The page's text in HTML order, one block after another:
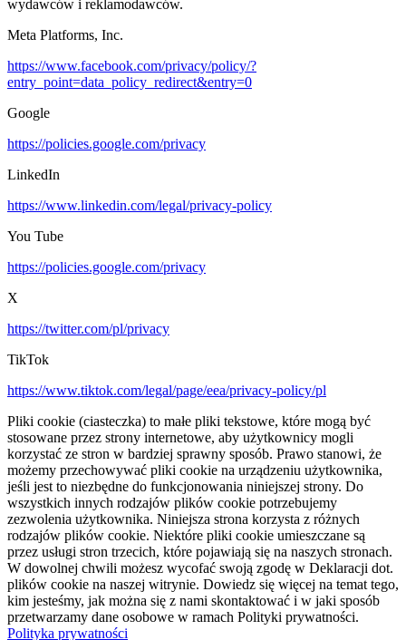
wydawców i reklamodawców.
Meta Platforms, Inc.
https://www.facebook.com/privacy/policy/?
entry_point=data_policy_redirect&entry=0
Google
https://policies.google.com/privacy
LinkedIn
https://www.linkedin.com/legal/privacy-policy
You Tube
https://policies.google.com/privacy
X
https://twitter.com/pl/privacy
TikTok
https://www.tiktok.com/legal/page/eea/privacy-policy/pl
Pliki cookie (ciasteczka) to małe pliki tekstowe, które mogą być
stosowane przez strony internetowe, aby użytkownicy mogli
korzystać ze stron w bardziej sprawny sposób. Prawo stanowi, że
możemy przechowywać pliki cookie na urządzeniu użytkownika,
jeśli jest to niezbędne do funkcjonowania niniejszej strony. Do
wszystkich innych rodzajów plików cookie potrzebujemy
zezwolenia użytkownika. Niniejsza strona korzysta z różnych
rodzajów plików cookie. Niektóre pliki cookie umieszczane są
przez usługi stron trzecich, które pojawiają się na naszych stronach.
W dowolnej chwili możesz wycofać swoją zgodę w Deklaracji dot.
plików cookie na naszej witrynie. Dowiedz się więcej na temat tego,
kim jesteśmy, jak można się z nami skontaktować i w jaki sposób
przetwarzamy dane osobowe w ramach Polityki prywatności.
Polityka prywatności